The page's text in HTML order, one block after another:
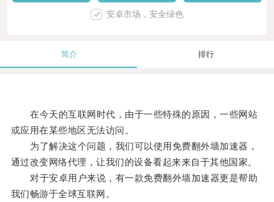
安卓市场，安全绿色
简介 排行
在今天的互联网时代，由于一些特殊的原因，一些网站
或应用在某些地区无法访问。
为了解决这个问题，我们可以使用免费翻外墙加速器，
通过改变网络代理，让我们的设备看起来来自于其他国家。
对于安卓用户来说，有一款免费翻外墙加速器更是帮助
我们畅游于全球互联网。